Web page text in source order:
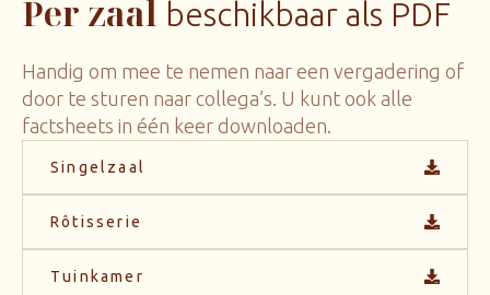
Per zaal beschikbaar als PDF
Handig om mee te nemen naar een vergadering of
door te sturen naar collega’s. U kunt ook alle
factsheets in één keer downloaden.
Singelzaal
Rôtisserie
Tuinkamer